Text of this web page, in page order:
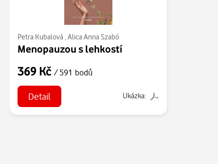
Petra Kubalová , Alica Anna Szabó
Menopauzou s lehkostí
369 Kč / 591 bodů
Detail Ukázka: